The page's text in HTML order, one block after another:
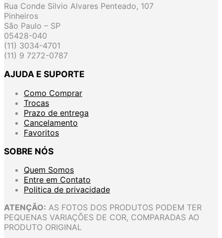
Rua Conde Silvio Alvares Penteado, 107
Pinheiros
São Paulo – SP
05428-040
(11) 3034-4701
(11) 9 7272-0787
AJUDA E SUPORTE
Como Comprar
Trocas
Prazo de entrega
Cancelamento
Favoritos
SOBRE NÓS
Quem Somos
Entre em Contato
Politica de privacidade
ATENÇÃO: AS FOTOS DOS PRODUTOS PODEM TER
PEQUENAS VARIAÇÕES DE COR, COMPARADAS AO
PRODUTO ORIGINAL